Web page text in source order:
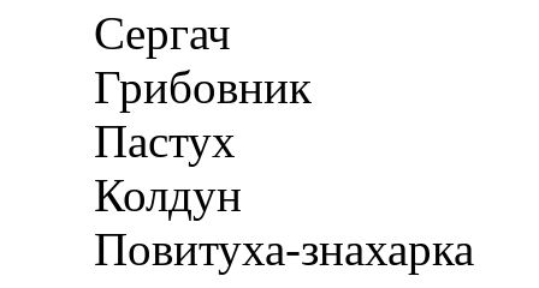
Сергач
Грибовник
Пастух
Колдун
Повитуха-знахарка